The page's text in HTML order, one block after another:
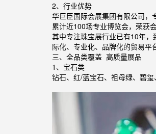
2、行业优势
华巨臣国际会展集团有限公司
累计近100场专业博览会，荣获
其中专注珠宝展行业已有10年
际化、专业化、品牌化的贸易平
三、全品类覆盖 高质量展品
1、宝石类
钻石、红/蓝宝石、祖母绿、碧玺